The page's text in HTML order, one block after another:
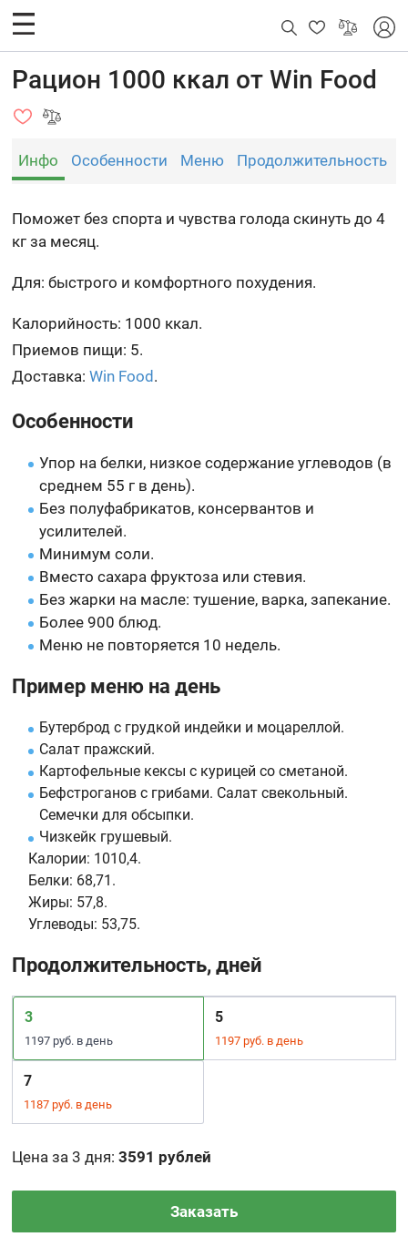
Рацион 1000 ккал от Win Food
Инфо Особенности Меню Продолжительность
Поможет без спорта и чувства голода скинуть до 4
кг за месяц.
Для: быстрого и комфортного похудения.
Калорийность: 1000 ккал.
Приемов пищи: 5.
Доставка:Win Food .
Особенности
Упор на белки, низкое содержание углеводов (в
среднем 55 г в день).
Без полуфабрикатов, консервантов и
усилителей.
Минимум соли.
Вместо сахара фруктоза или стевия.
Без жарки на масле: тушение, варка, запекание.
Более 900 блюд.
Меню не повторяется 10 недель.
Пример меню на день
Бутерброд с грудкой индейки и моцареллой.
Салат пражский.
Картофельные кексы с курицей со сметаной.
Бефстроганов с грибами. Салат свекольный.
Семечки для обсыпки.
Чизкейк грушевый.
Калории: 1010,4.
Белки: 68,71.
Жиры: 57,8.
Углеводы: 53,75.
Продолжительность, дней
3
1197 руб. в день
5
1197 руб. в день
7
1187 руб. в день
Цена за 3 дня:3591 рублей
Заказать